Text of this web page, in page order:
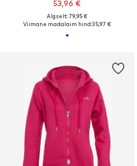
53,96 €
Algselt: 79,95 €
Viimane madalaim hind:35,97 €